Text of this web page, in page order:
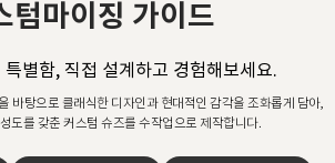
텀마이징 가이드
별함, 직접 설계하고 경험해보세요.
바탕으로 클래식한 디자인과 현대적인 감각을 조화롭게 담아,
도를 갖춘 커스텀 슈즈를 수작업으로 제작합니다.